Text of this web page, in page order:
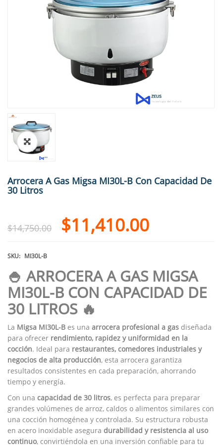
🔍
Arrocera A Gas Migsa MI30L-B Con Capacidad De
30 Litros
$14,750.00 $11,410.00
SKU: MI30L-B
🍚 ARROCERA A GAS MIGSA
MI30L-B CON CAPACIDAD DE
30 LITROS 🔥
La Migsa MI30L-B es una arrocera profesional a gas diseñada
para ofrecer rendimiento, rapidez y uniformidad en la
cocción. Ideal para restaurantes, comedores industriales y
negocios de alta producción, esta arrocera garantiza
resultados consistentes en cada preparación, ahorrando
tiempo y energía.
Con una capacidad de 30 litros, es perfecta para preparar
grandes volúmenes de arroz, caldos o alimentos similares con
una cocción homogénea y controlada. Su estructura robusta
en acero inoxidable asegura durabilidad y resistencia al uso
continuo, convirtiéndola en una inversión confiable para tu